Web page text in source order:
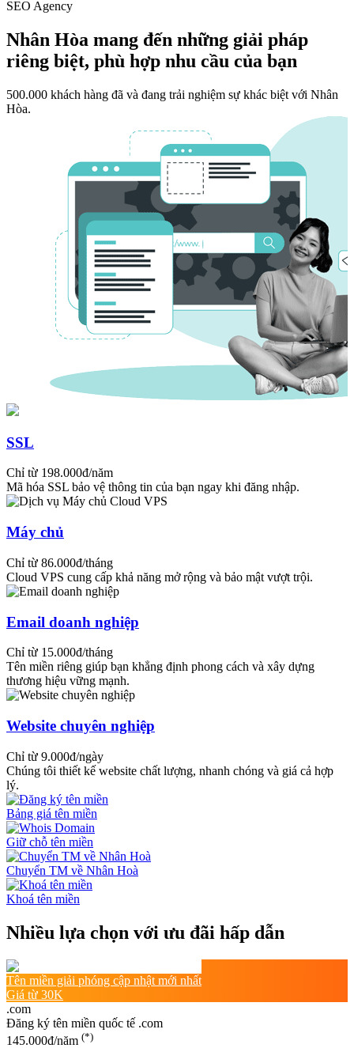
SEO Agency
Nhân Hòa mang đến những giải pháp
riêng biệt, phù hợp nhu cầu của bạn
500.000 khách hàng đã và đang trải nghiệm sự khác biệt với Nhân
Hòa.
SSL
Chỉ từ 198.000đ/năm
Mã hóa SSL bảo vệ thông tin của bạn ngay khi đăng nhập.
Máy chủ
Chỉ từ 86.000đ/tháng
Cloud VPS cung cấp khả năng mở rộng và bảo mật vượt trội.
Email doanh nghiệp
Chỉ từ 15.000đ/tháng
Tên miền riêng giúp bạn khẳng định phong cách và xây dựng
thương hiệu vững mạnh.
Website chuyên nghiệp
Chỉ từ 9.000đ/ngày
Chúng tôi thiết kế website chất lượng, nhanh chóng và giá cả hợp
lý.
Bảng giá tên miền
Giữ chỗ tên miền
Chuyển TM về Nhân Hoà
Khoá tên miền
Nhiều lựa chọn với ưu đãi hấp dẫn
Tên miền giải phóng cập nhật mới nhất
Giá từ 30K
.com
Đăng ký tên miền quốc tế .com
145.000đ/năm (*)